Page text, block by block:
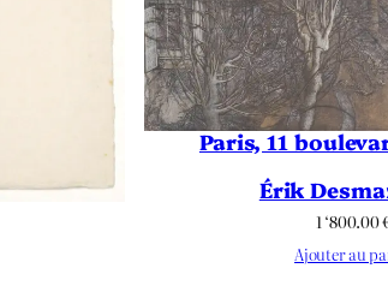
Paris, 11
Érik
1 ‘800.00
Ajouter au